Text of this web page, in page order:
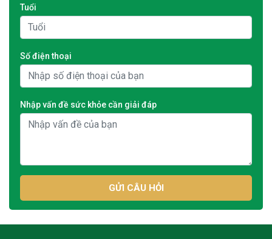
Tuổi
Số điện thoại
Nhập vấn đề sức khỏe cần giải đáp
GỬI CÂU HỎI